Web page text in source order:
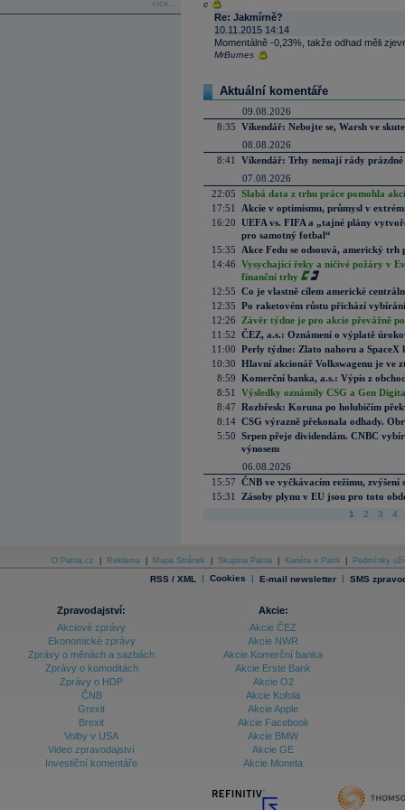
více... c
Re: Jakmírně?
10.11.2015 14:14
Momentálně -0,23%, takže odhad měli
MrBurnes
Aktuální komentáře
09.08.2026
8:35 Víkendář: Nebojte se, Warsh ve
08.08.2026
8:41
Víkendář: Trhy nemají rády prázdné
07.08.2026
22:05 Slabá data z trhu práce pomohla
17:51
Akcie v optimismu, průmysl v
16:20 UEFA vs. FIFA a „tajné plány
pro samotný fotbal“
15:35
Akce Fedu se odsouvá, americký
14:46 Vysychající řeky a ničivé požáry v
finanční trhy
12:55 Co je vlastně cílem americké
12:35 Po raketovém růstu přichází
12:26
Závěr týdne je pro akcie převážně
11:52 ČEZ, a.s.: Oznámení o výplatě
11:00 Perly týdne: Zlato nahoru a SpaceX
10:30 Hlavní akcionář Volkswagenu je ve
8:59 Komerční banka, a.s.: Výpis z
8:51
Výsledky oznámily CSG a Gen
8:47 Rozbřesk: Koruna po holubičím
8:14 CSG výrazně překonala odhady.
5:50 Srpen přeje dividendám. CNBC
výnosem
06.08.2026
15:57 ČNB ve vyčkávacím režimu, zvýšení
15:31
Zásoby plynu v EU jsou pro toto
1 2 3 4
O Patria.cz Reklama Mapa Stránek Skupina Patria Kariéra v Patrii Podmínky
RSS / XML | Cookies | E-mail newsletter | SMS
Zpravodajství:
Akciové zprávy
Ekonomické zprávy
Zprávy o měnách a sazbách
Zprávy o komoditách
Zprávy o HDP
ČNB
Grexit
Brexit
Volby v USA
Video zpravodajství
Investiční komentáře
Akcie:
Akcie ČEZ
Akcie NWR
Akcie Komerční banka
Akcie Erste Bank
Akcie O2
Akcie Kofola
Akcie Apple
Akcie Facebook
Akcie BMW
Akcie GE
Akcie Moneta